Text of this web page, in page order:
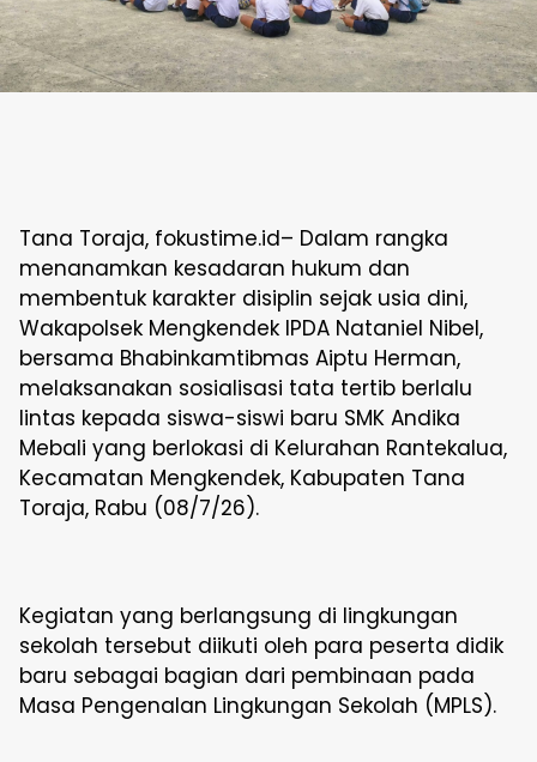
Tana Toraja, fokustime.id– Dalam rangka
menanamkan kesadaran hukum dan
membentuk karakter disiplin sejak usia dini,
Wakapolsek Mengkendek IPDA Nataniel Nibel,
bersama Bhabinkamtibmas Aiptu Herman,
melaksanakan sosialisasi tata tertib berlalu
lintas kepada siswa-siswi baru SMK Andika
Mebali yang berlokasi di Kelurahan Rantekalua,
Kecamatan Mengkendek, Kabupaten Tana
Toraja, Rabu (08/7/26).
Kegiatan yang berlangsung di lingkungan
sekolah tersebut diikuti oleh para peserta didik
baru sebagai bagian dari pembinaan pada
Masa Pengenalan Lingkungan Sekolah (MPLS).